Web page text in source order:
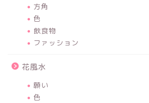
方角
色
飲食物
ファッション
花風水
願い
色